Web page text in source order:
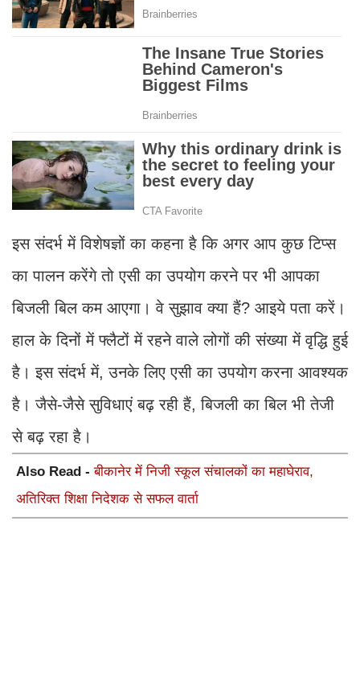
इस संदर्भ में विशेषज्ञों का कहना है कि अगर आप कुछ टिप्स
का पालन करेंगे तो एसी का उपयोग करने पर भी आपका
बिजली बिल कम आएगा। वे सुझाव क्या हैं? आइये पता करें।
हाल के दिनों में फ्लैटों में रहने वाले लोगों की संख्या में वृद्धि हुई
है। इस संदर्भ में, उनके लिए एसी का उपयोग करना आवश्यक
है। जैसे-जैसे सुविधाएं बढ़ रही हैं, बिजली का बिल भी तेजी
से बढ़ रहा है।
Also Read -बीकानेर में निजी स्कूल संचालकों का महाघेराव,
अतिरिक्त शिक्षा निदेशक से सफल वार्ता